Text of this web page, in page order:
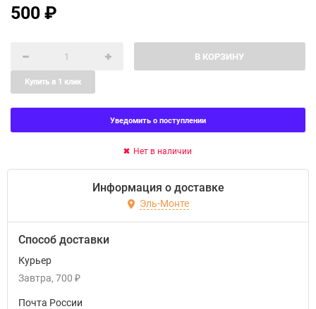
500₽
В КОРЗИНУ
Купить в 1 клик
Уведомить о поступлении
Нет в наличии
Информация о доставке
Эль-Монте
Способ доставки
Курьер
Завтра 700 ₽
Почта России